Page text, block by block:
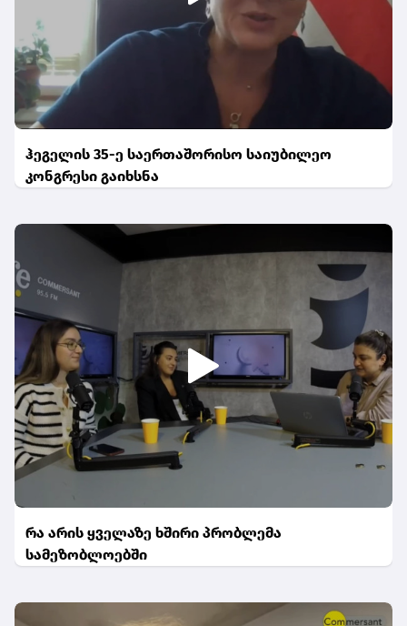
ჰეგელის 35-ე საერთაშორისო საიუბილეო
კონგრესი გაიხსნა
რა არის ყველაზე ხშირი პრობლემა
სამეზობლოებში